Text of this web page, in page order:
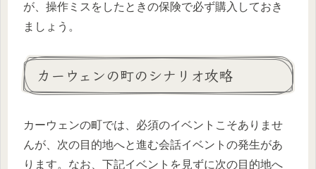
が、操作ミスをしたときの保険で必ず購入しておき
ましょう。
カーウェンの町のシナリオ攻略
カーウェンの町では、必須のイベントこそありませ
んが、次の目的地へと進む会話イベントの発生があ
ります。なお、下記イベントを見ずに次の目的地へ